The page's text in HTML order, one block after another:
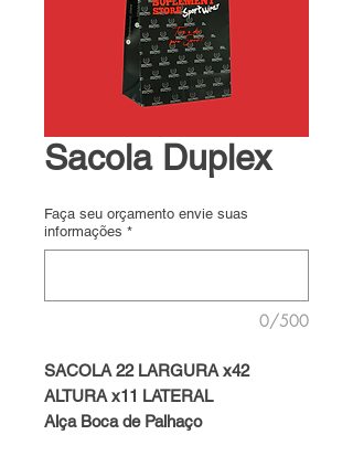
Sacola Duplex
Faça seu orçamento envie suas
informações *
0/500
SACOLA 22 LARGURA x42
ALTURA x11 LATERAL
Alça Boca de Palhaço